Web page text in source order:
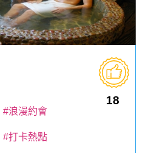
18
#浪漫約會
#打卡熱點